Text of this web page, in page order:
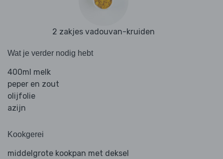
2 zakjes vadouvan-kruiden
Wat je verder nodig hebt
400ml melk
peper en zout
olijfolie
azijn
Kookgerei
middelgrote kookpan met deksel